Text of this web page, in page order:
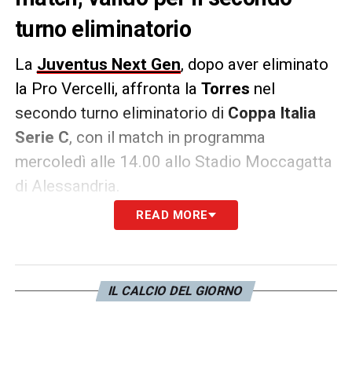
turno eliminatorio
La Juventus Next Gen, dopo aver eliminato
la Pro Vercelli, affronta la Torres nel
secondo turno eliminatorio di Coppa Italia
Serie C, con il match in programma
mercoledì alle 14.00 allo Stadio Moccagatta
di Alessandria.
Sarà il fischietto dell’arbitroEnrico Gemelli
Faenza e Manuel Cavalli di Bergamo.
READ MORE
IL CALCIO DEL GIORNO